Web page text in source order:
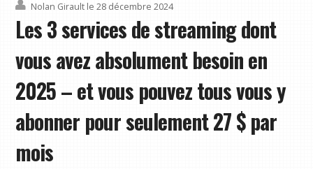
Nolan Girault le 28 décembre 2024
Les 3 services de streaming dont
vous avez absolument besoin en
2025 – et vous pouvez tous vous y
abonner pour seulement 27 $ par
mois